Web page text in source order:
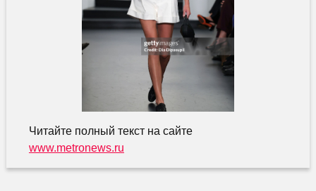
Читайте полный текст на сайте
www.metronews.ru